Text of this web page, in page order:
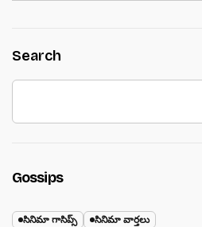
Search
Gossips
సినిమా గాసిప్స్ సినిమా వార్తలు